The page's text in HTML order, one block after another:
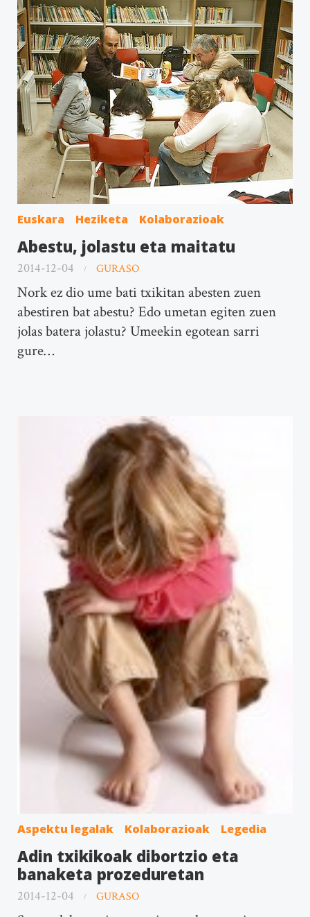
Euskara Heziketa Kolaborazioak
Abestu, jolastu eta maitatu
2014-12-04 GURASO
Nork ez dio ume bati txikitan abesten zuen
abestiren bat abestu? Edo umetan egiten zuen
jolas batera jolastu? Umeekin egotean sarri
gure…
Aspektu legalak Kolaborazioak Legedia
Adin txikikoak dibortzio eta
banaketa prozeduretan
2014-12-04 GURASO